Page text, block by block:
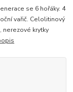
se 6 hořáky. 4
vařič. Celolitinový
nerezové krytky